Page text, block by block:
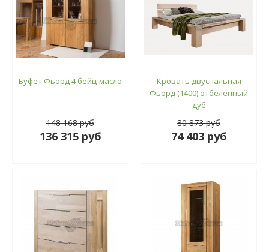
Буфет Фьорд 4 бейц-масло
148 168 руб
136 315 руб
Кровать двуспальная
Фьорд (1400) отбеленный
дуб
80 873 руб
74 403 руб